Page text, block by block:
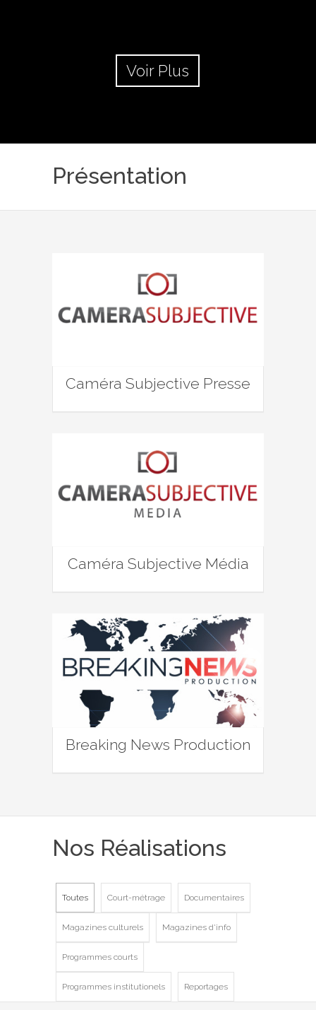
Voir Plus
Présentation
Caméra Subjective Presse
Caméra Subjective Média
Breaking News Production
Nos Réalisations
Toutes Court-métrage Documentaires
Magazines culturels Magazines d'info
Programmes courts
Programmes institutionels Reportages